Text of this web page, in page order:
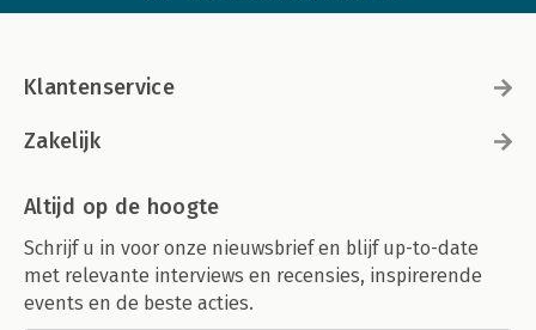
Klantenservice
Zakelijk
Altijd op de hoogte
Schrijf u in voor onze nieuwsbrief en blijf up-to-date
met relevante interviews en recensies, inspirerende
events en de beste acties.